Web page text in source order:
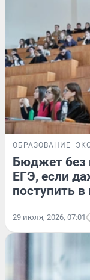
ОБРАЗОВАНИЕ
Бюджет без
ЕГЭ, если
поступить в
29 июля, 2026, 07:01